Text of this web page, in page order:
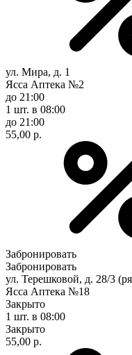
ул. Мира, д. 1
Ясса Аптека №2
до 21:00
1 шт. в 08:00
до 21:00
55,00 р.
Забронировать
Забронировать
ул. Терешковой, д. 28/3
Ясса Аптека №18
Закрыто
1 шт. в 08:00
Закрыто
55,00 р.